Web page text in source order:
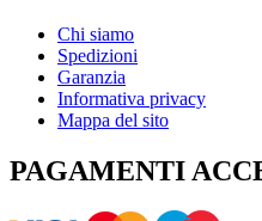
Chi siamo
Spedizioni
Garanzia
Informativa privacy
Mappa del sito
PAGAMENTI